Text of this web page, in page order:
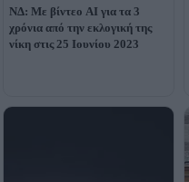
ΝΔ: Με βίντεο AI για τα 3
χρόνια από την εκλογική της
νίκη στις 25 Ιουνίου 2023